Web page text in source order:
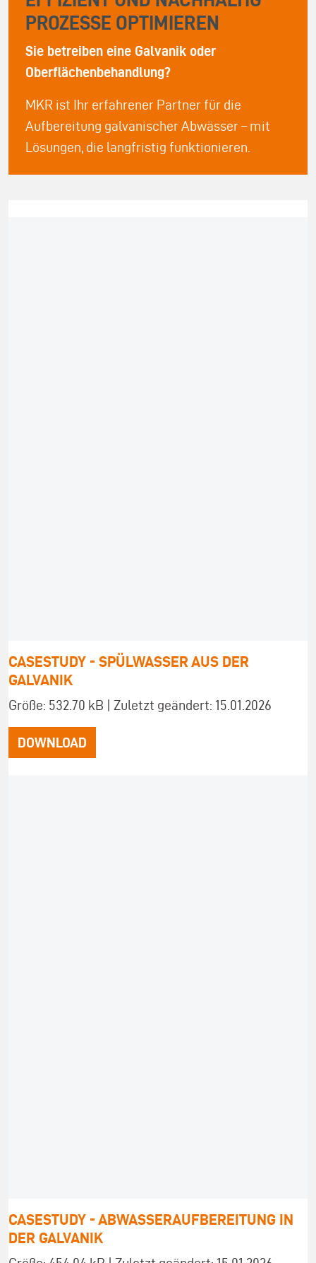
PROZESSE OPTIMIEREN
Sie betreiben eine Galvanik oder
Oberflächenbehandlung?
MKR ist Ihr erfahrener Partner für die
Aufbereitung galvanischer Abwässer – mit
Lösungen, die langfristig funktionieren.
CASESTUDY - SPÜLWASSER AUS DER
GALVANIK
Größe: 532.70 kB | Zuletzt geändert: 15.01.2026
DOWNLOAD
CASESTUDY - ABWASSERAUFBEREITUNG IN
DER GALVANIK